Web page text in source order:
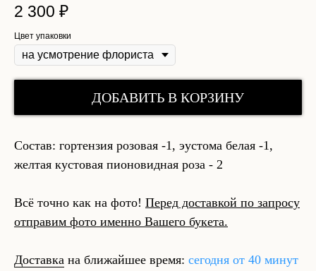
2 300 ₽
Цвет упаковки
ДОБАВИТЬ В КОРЗИНУ
Состав: гортензия розовая -1, эустома белая -1,
желтая кустовая пионовидная роза - 2
Всё точно как на фото! Перед доставкой по запросу
отправим фото именно Вашего букета.
Доставка на ближайшее время: сегодня от 40 минут